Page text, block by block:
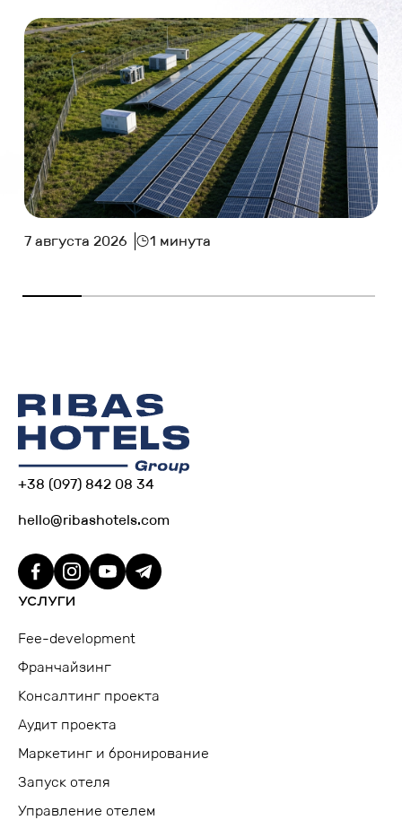
7 августа 2026 1 минута
УСЛУГИ
Fee-development
Франчайзинг
Консалтинг проекта
Аудит проекта
Маркетинг и бронирование
Запуск отеля
Управление отелем
+38 (097) 842 08 34
hello@ribashotels.com